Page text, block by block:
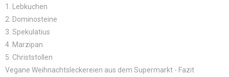
1. Lebkuchen
2. Dominosteine
3. Spekulatius
4. Marzipan
5. Christstollen
Vegane Weihnachtsleckereien aus dem Supermarkt - Fazit